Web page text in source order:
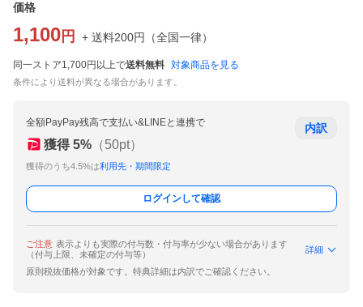
価格
1,100 円 + 送料200円 （全国一律）
同一ストア1,700円以上で送料無料 対象商品を見る
条件により送料が異なる場合があります。
全額PayPay残高で支払い&LINEと連携で
獲得 5% （50pt）
獲得のうち4.5%は利用先・期間限定
内訳
ログインして確認
ご注意 表示よりも実際の付与数・付与率が少ない場合があります
（付与上限、未確定の付与等）
詳細
原則税抜価格が対象です。特典詳細は内訳でご確認ください。